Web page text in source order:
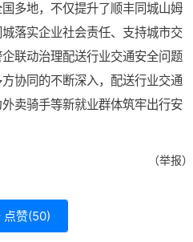
多地，不仅提升了顺丰同城山姆
落实企业社会责任、支持城市交
联动治理配送行业交通安全问题
协同的不断深入，配送行业交通
卖骑手等新就业群体筑牢出行安
（举报）
点赞(50)